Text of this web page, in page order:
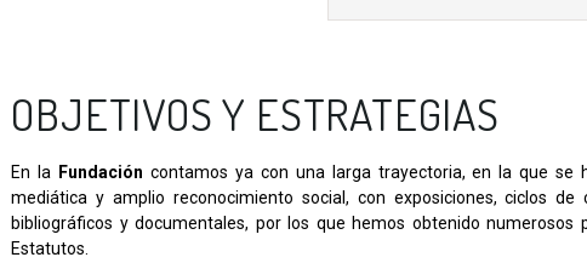
OBJETIVOS Y ESTRATEGIAS
En la Fundación contamos ya con una larga trayectoria, en la que se
mediática y amplio reconocimiento social, con exposiciones, ciclos
bibliográficos y documentales, por los que hemos obtenido
Estatutos.